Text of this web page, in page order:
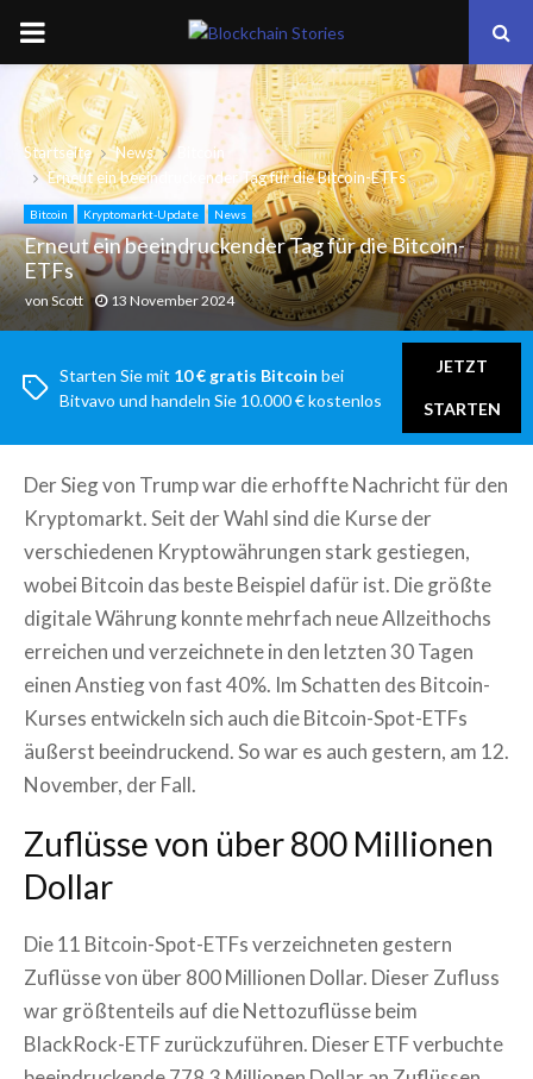
PRIMARY
MENU
Startseite News
Bitcoin
Erneut ein beeindruckender Tag für die Bitcoin-ETFs
Bitcoin Kryptomarkt-Update News
Erneut ein beeindruckender Tag für die Bitcoin-
ETFs
vonScott 13 November 2024
Starten Sie mit 10 € gratis Bitcoin bei
Bitvavo und handeln Sie 10.000 € kostenlos
JETZT
STARTEN
Der Sieg von Trump war die erhoffte Nachricht für den
Kryptomarkt. Seit der Wahl sind die Kurse der
verschiedenen Kryptowährungen stark gestiegen,
wobei Bitcoin das beste Beispiel dafür ist. Die größte
digitale Währung konnte mehrfach neue Allzeithochs
erreichen und verzeichnete in den letzten 30 Tagen
einen Anstieg von fast 40%. Im Schatten des Bitcoin-
Kurses entwickeln sich auch die Bitcoin-Spot-ETFs
äußerst beeindruckend. So war es auch gestern, am 12.
November, der Fall.
Zuflüsse von über 800 Millionen
Dollar
Die 11 Bitcoin-Spot-ETFs verzeichneten gestern
Zuflüsse von über 800 Millionen Dollar. Dieser Zufluss
war größtenteils auf die Nettozuflüsse beim
BlackRock-ETF zurückzuführen. Dieser ETF verbuchte